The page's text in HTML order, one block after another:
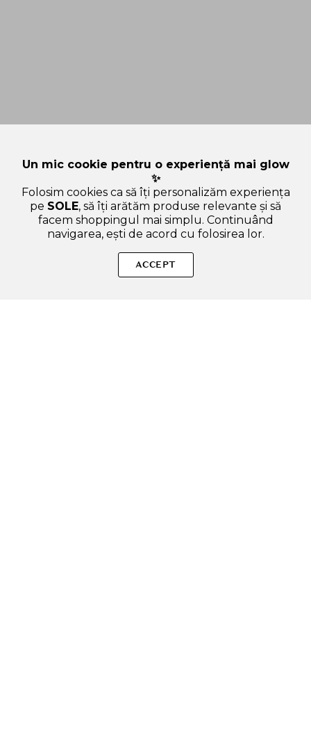
Biotin Water Treatment Green Breeze - masca de par
formulata cu biotina si lamaie, care contribuie la reducerea
Un mic cookie pentru o experiență mai glow
✨
Folosim cookies ca să îți personalizăm experiența
pe SOLE, să îți arătăm produse relevante și să
facem shoppingul mai simplu. Continuând
navigarea, ești de acord cu folosirea lor.
ACCEPT